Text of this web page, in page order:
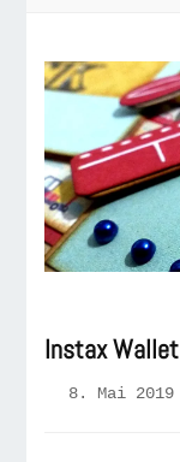
Instax Wallet
8. Mai 2019